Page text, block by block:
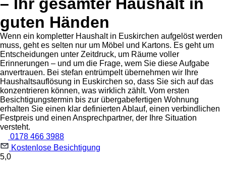
guten Händen
Wenn ein kompletter Haushalt in Euskirchen aufgelöst werden
muss, geht es selten nur um Möbel und Kartons. Es geht um
Entscheidungen unter Zeitdruck, um Räume voller
Erinnerungen – und um die Frage, wem Sie diese Aufgabe
anvertrauen. Bei stefan entrümpelt übernehmen wir Ihre
Haushaltsauflösung in Euskirchen so, dass Sie sich auf das
konzentrieren können, was wirklich zählt. Vom ersten
Besichtigungstermin bis zur übergabefertigen Wohnung
erhalten Sie einen klar definierten Ablauf, einen verbindlichen
Festpreis und einen Ansprechpartner, der Ihre Situation
versteht.
0178 466 3988
Kostenlose Besichtigung
5,0